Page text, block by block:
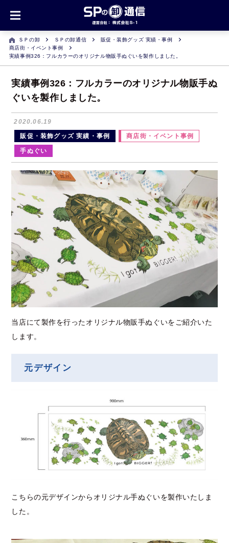
ＳＰの卸 ＳＰの卸通信
販促・装飾グッズ 実績・事例
商店街・イベント事例
実績事例326：フルカラーのオリジナル物販手ぬぐいを製作しました。
実績事例326：フルカラーのオリジナル物販手ぬ
ぐいを製作しました。
2020.06.19
販促・装飾グッズ 実績・事例
商店街・イベント事例
手ぬぐい
当店にて製作を行ったオリジナル物販手ぬぐいをご紹介いた
します。
元デザイン
こちらの元デザインからオリジナル手ぬぐいを製作いたしま
した。